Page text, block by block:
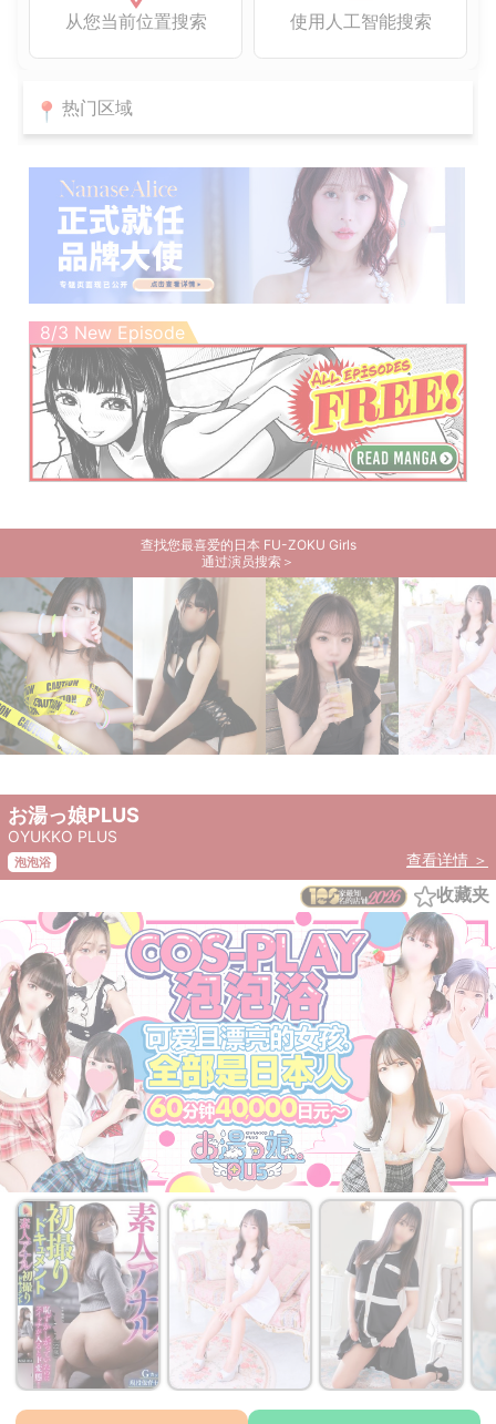
从您当前位置搜索 使用人工智能搜索
热门区域
8/3 New Episode
查找您最喜爱的日本 FU-ZOKU Girls
通过演员搜索＞
お湯っ娘PLUS
OYUKKO PLUS
泡泡浴
查看详情 ＞
收藏夹